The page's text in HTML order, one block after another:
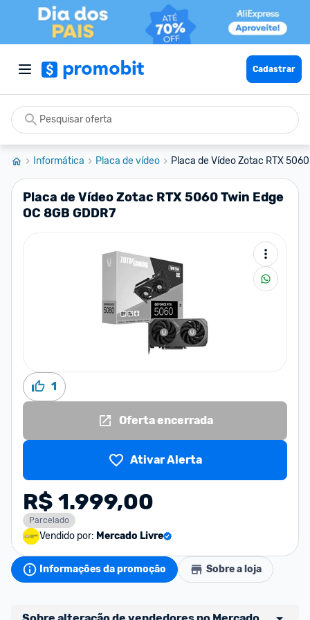
Cadastrar
Informática Placa de vídeo Placa de Vídeo Zotac RTX
Placa de Vídeo Zotac RTX 5060 Twin Edge
OC 8GB GDDR7
1
Oferta encerrada
Ativar Alerta
R$ 1.999,00
Parcelado
Vendido por: Mercado Livre
Informações da promoção Sobre a loja